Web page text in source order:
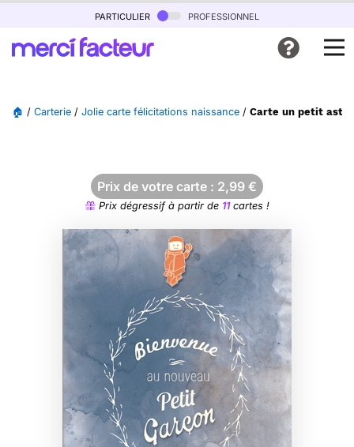
particulier professionnel
🏠 / Carterie / Jolie carte félicitations naissance / Carte un petit
Prix de votre carte : 2,99 €
Prix dégressif à partir de 11cartes !